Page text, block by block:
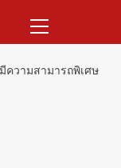
Menu
ความสามารถพิเศษ